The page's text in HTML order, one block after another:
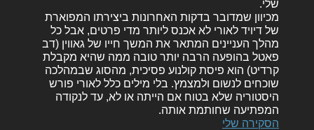
שלי.
מכיוון שמדובר בדקות האחרונות ביצירתו המפוארת
של דיויד לאורי לא אכנס ליותר מדי פרטים, אבל כל
מהלך העניינים המתאר את המשך חייו של גאווין (דב
פאטל בהופעה הרבה יותר טובה ממה שהיא מקבלת
קרדיט) הוא פיסת קולנוע פסיכית, מהסוג שבמהלכה
שוכחים לנשום ולמצמץ. בלי מילים כלל לאורי פורש
היסטוריה שלא בטוח אם הייתה או לא, עד לנקודה
המפתיעה שחותמת אותה.
הסקירה שלי